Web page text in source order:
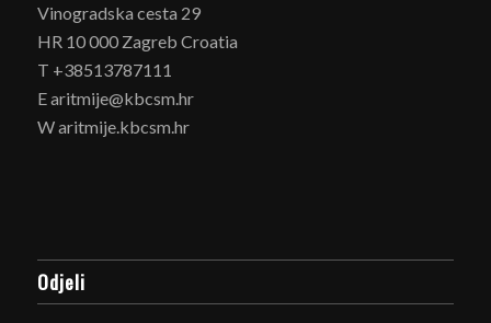
Vinogradska cesta 29
HR 10 000 Zagreb Croatia
T +38513787111
E aritmije@kbcsm.hr
W aritmije.kbcsm.hr
Odjeli